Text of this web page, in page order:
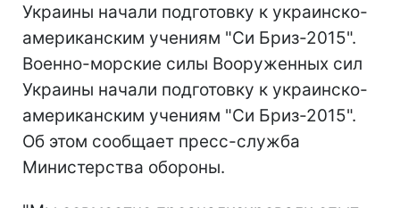
Украины начали подготовку к украинско-
американским учениям "Си Бриз-2015".
Военно-морские силы Вооруженных сил
Украины начали подготовку к украинско-
американским учениям "Си Бриз-2015".
Об этом сообщает пресс-служба
Министерства обороны.